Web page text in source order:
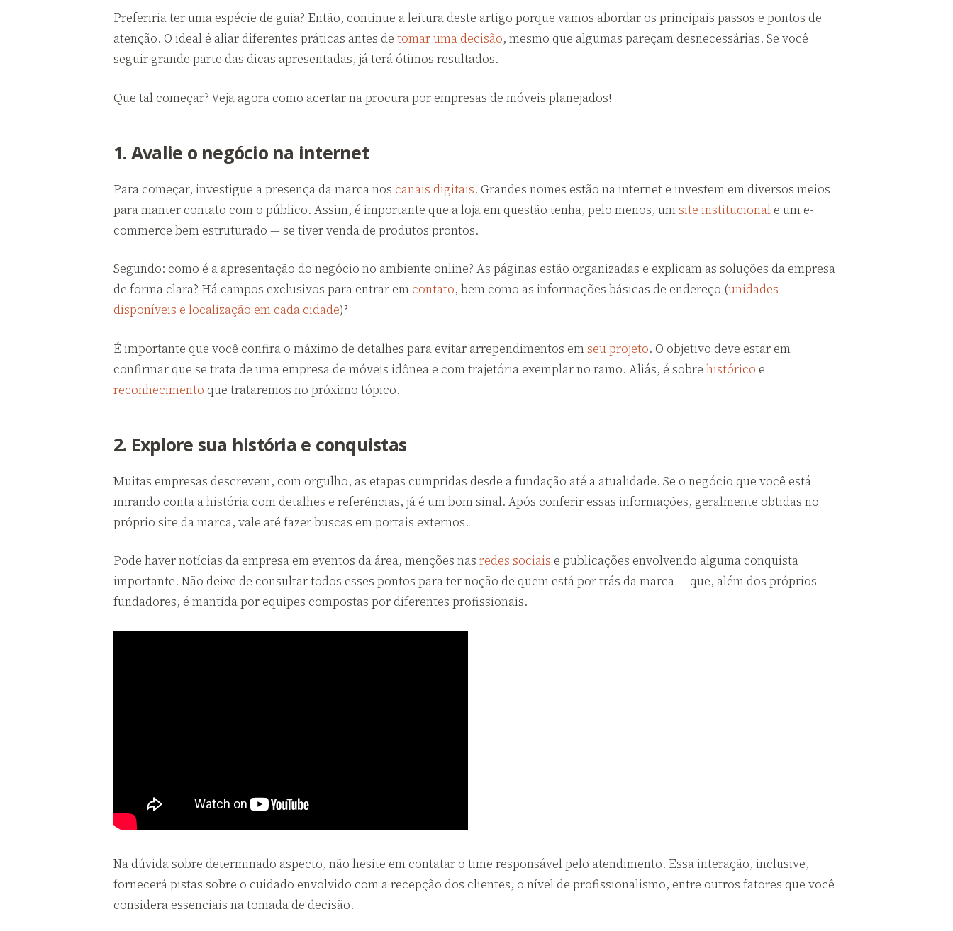
Preferiria ter uma espécie de guia? Então, continue a leitura deste artigo porque vamos abordar os principais passos e pontos de
atenção. O ideal é aliar diferentes práticas antes de tomar uma decisão, mesmo que algumas pareçam desnecessárias. Se você
seguir grande parte das dicas apresentadas, já terá ótimos resultados.
Que tal começar? Veja agora como acertar na procura por empresas de móveis planejados!
1. Avalie o negócio na internet
Para começar, investigue a presença da marca nos canais digitais. Grandes nomes estão na internet e investem em diversos meios
para manter contato com o público. Assim, é importante que a loja em questão tenha, pelo menos, umsite institucionale um e-
commerce bem estruturado — se tiver venda de produtos prontos.
Segundo: como é a apresentação do negócio no ambiente online? As páginas estão organizadas e explicam as soluções da empresa
de forma clara? Há campos exclusivos para entrar emcontato, bem como as informações básicas de endereço (unidades
disponíveis e localização em cada cidade)?
É importante que você confira o máximo de detalhes para evitar arrependimentos emseu projeto. O objetivo deve estar em
confirmar que se trata de uma empresa de móveis idônea e com trajetória exemplar no ramo. Aliás, é sobre histórico e
reconhecimento que trataremos no próximo tópico.
2. Explore sua história e conquistas
Muitas empresas descrevem, com orgulho, as etapas cumpridas desde a fundação até a atualidade. Se o negócio que você está
mirando conta a história com detalhes e referências, já é um bom sinal. Após conferir essas informações, geralmente obtidas no
próprio site da marca, vale até fazer buscas em portais externos.
Pode haver notícias da empresa em eventos da área, menções nas redes sociais e publicações envolvendo alguma conquista
importante. Não deixe de consultar todos esses pontos para ter noção de quem está por trás da marca — que, além dos próprios
fundadores, é mantida por equipes compostas por diferentes profissionais.
Na dúvida sobre determinado aspecto, não hesite em contatar o time responsável pelo atendimento. Essa interação, inclusive,
fornecerá pistas sobre o cuidado envolvido com a recepção dos clientes, o nível de profissionalismo, entre outros fatores que você
considera essenciais na tomada de decisão.